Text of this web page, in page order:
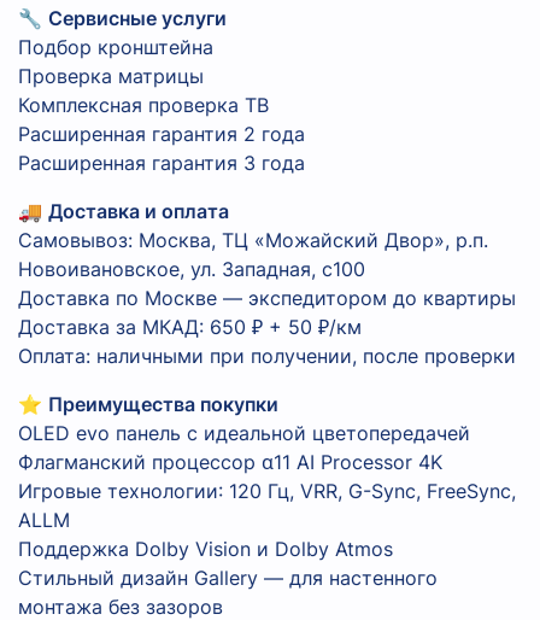
🔧 Сервисные услуги
Подбор кронштейна
Проверка матрицы
Комплексная проверка ТВ
Расширенная гарантия 2 года
Расширенная гарантия 3 года
🚚 Доставка и оплата
Самовывоз: Москва, ТЦ «Можайский Двор», р.п.
Новоивановское, ул. Западная, с100
Доставка по Москве — экспедитором до квартиры
Доставка за МКАД: 650 ₽ + 50 ₽/км
Оплата: наличными при получении, после проверки
⭐ Преимущества покупки
OLED evo панель с идеальной цветопередачей
Флагманский процессор α11 AI Processor 4K
Игровые технологии: 120 Гц, VRR, G-Sync, FreeSync,
ALLM
Поддержка Dolby Vision и Dolby Atmos
Стильный дизайн Gallery — для настенного
монтажа без зазоров